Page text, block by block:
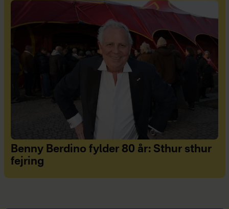
Benny Berdino fylder 80 år: Sthur sthur
fejring